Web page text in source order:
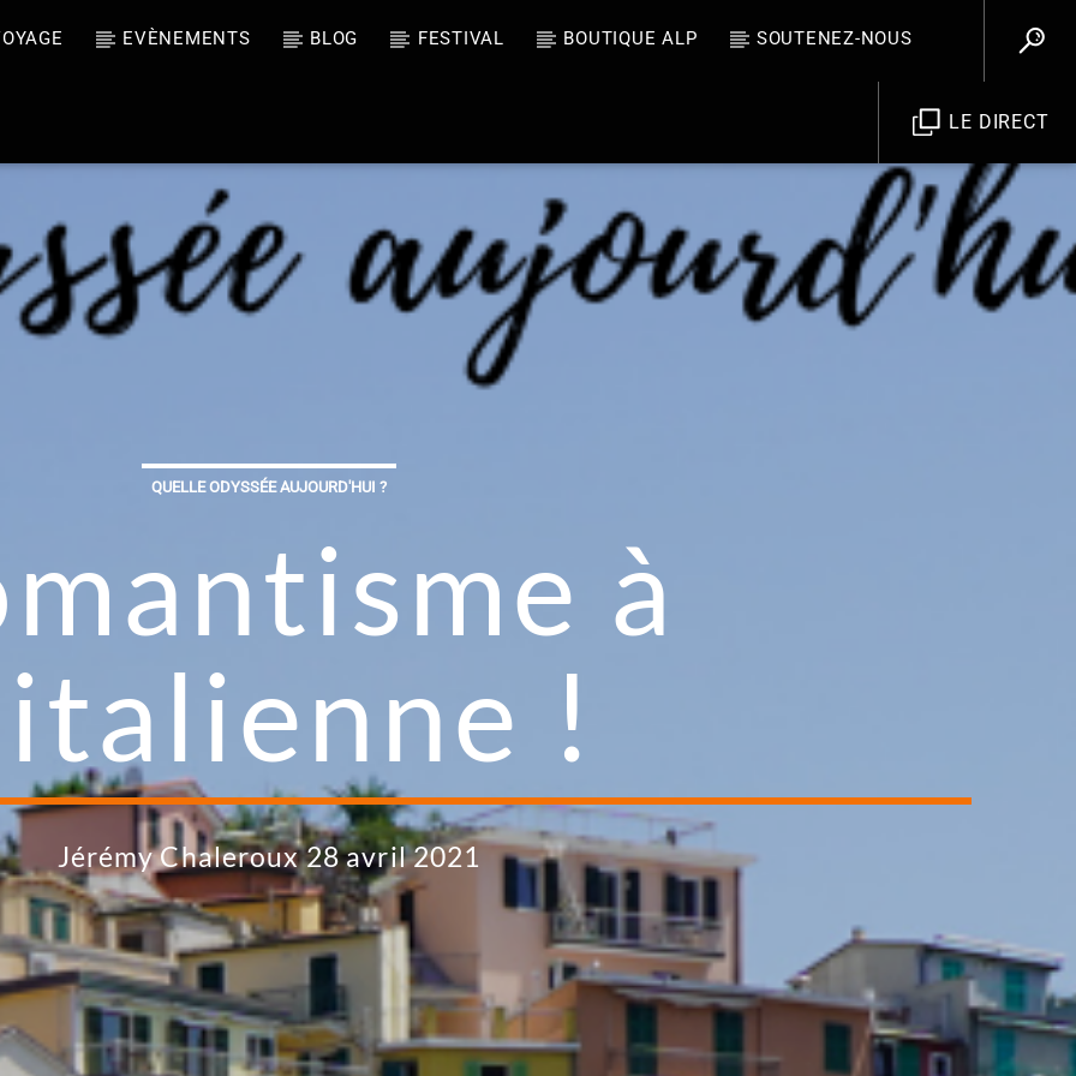
EVÈNEMENTS BLOG FESTIVAL BOUTIQUE ALP SOUTENEZ-NOUS
LE DIRECT
Light
QUELLE ODYSSÉE AUJOURD'HUI ?
à
!
Jérémy Chaleroux 28 avril 2021